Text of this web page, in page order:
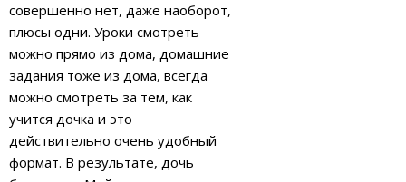
совершенно нет, даже наоборот,
плюсы одни. Уроки смотреть
можно прямо из дома, домашние
задания тоже из дома, всегда
можно смотреть за тем, как
учится дочка и это
действительно очень удобный
формат. В результате, дочь